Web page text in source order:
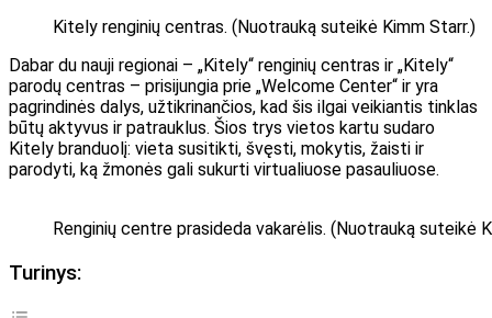
Kitely renginių centras. (Nuotrauką suteikė Kimm Starr.)
Dabar du nauji regionai – „Kitely“ renginių centras ir „Kitely“
parodų centras – prisijungia prie „Welcome Center“ ir yra
pagrindinės dalys, užtikrinančios, kad šis ilgai veikiantis tinklas
būtų aktyvus ir patrauklus. Šios trys vietos kartu sudaro
Kitely branduolį: vieta susitikti, švęsti, mokytis, žaisti ir
parodyti, ką žmonės gali sukurti virtualiuose pasauliuose.
Renginių centre prasideda vakarėlis. (Nuotrauką suteikė
Turinys: